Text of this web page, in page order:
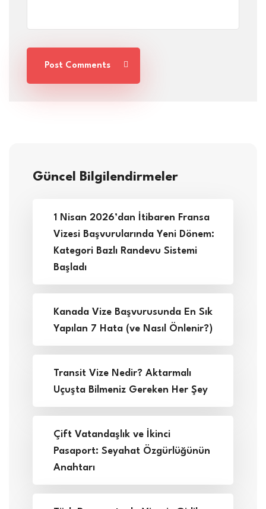
Post Comments
Güncel Bilgilendirmeler
1 Nisan 2026’dan İtibaren Fransa
Vizesi Başvurularında Yeni Dönem:
Kategori Bazlı Randevu Sistemi
Başladı
Kanada Vize Başvurusunda En Sık
Yapılan 7 Hata (ve Nasıl Önlenir?)
Transit Vize Nedir? Aktarmalı
Uçuşta Bilmeniz Gereken Her Şey
Çift Vatandaşlık ve İkinci
Pasaport: Seyahat Özgürlüğünün
Anahtarı